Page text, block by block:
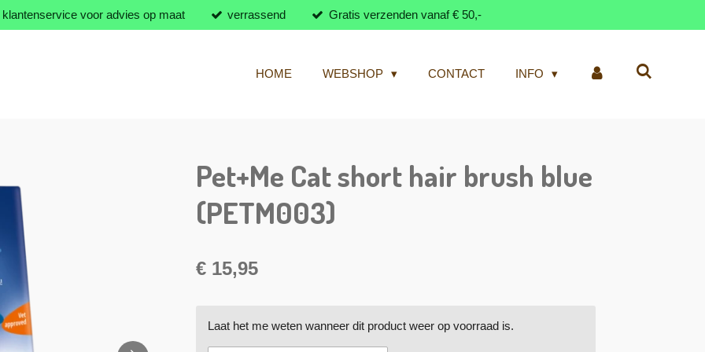
klantenservice voor advies op maat verrassend Gratis verzenden vanaf € 50,-
HOME WEBSHOP CONTACT INFO
Pet+Me Cat short hair brush blue
(PETM003)
€ 15,95
Laat het me weten wanneer dit product weer op voorraad is.